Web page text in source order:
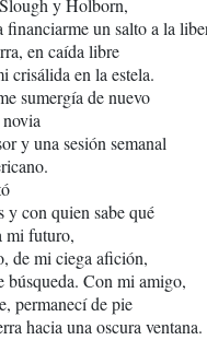
y Holborn,
financiarme un salto a la
en caída libre
crisálida en la estela.
sumergía de nuevo
y una sesión semanal
y con quien sabe qué
mi futuro,
de mi ciega afición,
búsqueda. Con mi amigo,
permanecí de pie
hacia una oscura ventana.